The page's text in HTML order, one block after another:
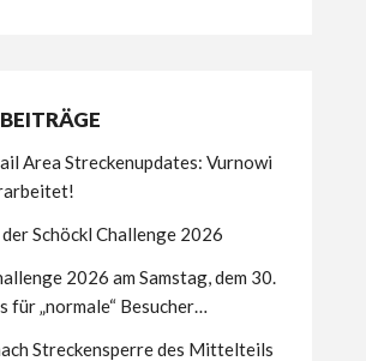
Area Streckenupdates: Vurnowi
Schöckl Challenge 2026
2026 am Samstag, dem 30.
für „normale“ Besucher…
Streckensperre des Mittelteils